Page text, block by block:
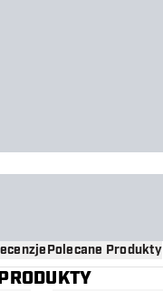
Polecane Produkty